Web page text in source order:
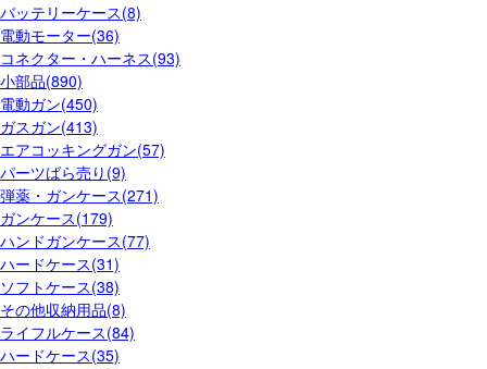
バッテリーケース(8)
電動モーター(36)
コネクター・ハーネス(93)
小部品(890)
電動ガン(450)
ガスガン(413)
エアコッキングガン(57)
パーツばら売り(9)
弾薬・ガンケース(271)
ガンケース(179)
ハンドガンケース(77)
ハードケース(31)
ソフトケース(38)
その他収納用品(8)
ライフルケース(84)
ハードケース(35)